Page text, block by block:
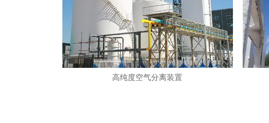
高纯度空气分离装置